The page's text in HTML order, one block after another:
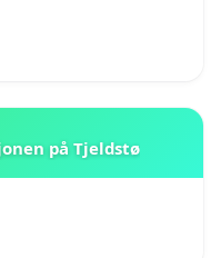
på Tjeldstø